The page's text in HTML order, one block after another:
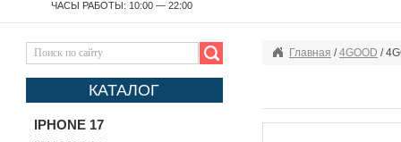
ЧАСЫ РАБОТЫ: 10:00 — 22:00
КАТАЛОГ
IPHONE 17
Главная /4GOOD /